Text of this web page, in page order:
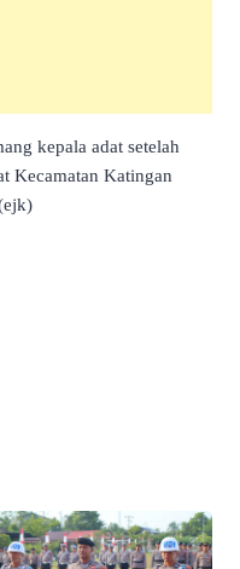
kepala adat setelah
Kecamatan Katingan